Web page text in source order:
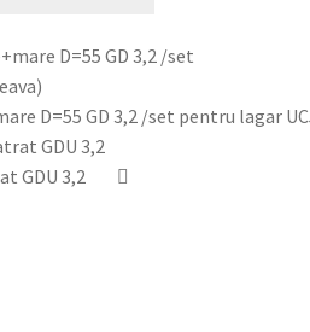
D=55 GD 3,2 /set pentru lagar
GDU 3,2